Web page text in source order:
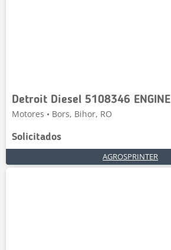
Detroit Diesel 5108346 ENGINE
Motores • Bors, Bihor, RO
Solicitados
AGROSPRINTER